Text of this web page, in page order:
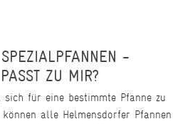
-
ZU MIR?
für eine bestimmte Pfanne zu
alle Helmensdorfer Pfannen